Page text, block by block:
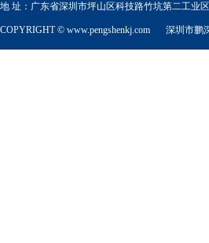
地 址：广东省深圳市坪山区科技路竹坑第二工业区
COPYRIGHT © www.pengshenkj.com 深圳市鹏